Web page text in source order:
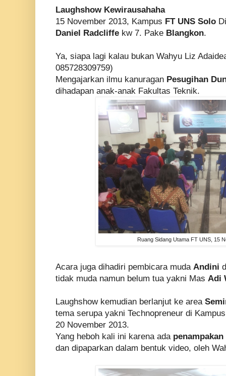
Laughshow Kewirausahaha
15 November 2013, Kampus FT UNS Solo
Daniel Radcliffe kw 7. Pake Blangkon.
Ya, siapa lagi kalau bukan Wahyu Liz
085728309759)
Mengajarkan ilmu kanuragan Pesugihan
dihadapan anak-anak Fakultas Teknik.
Ruang Sidang Utama FT UNS, 15
Acara juga dihadiri pembicara muda Andini
tidak muda namun belum tua yakni Mas Adi
Laughshow kemudian berlanjut ke area
tema serupa yakni Technopreneur di
20 November 2013.
Yang heboh kali ini karena ada
dan dipaparkan dalam bentuk video, oleh